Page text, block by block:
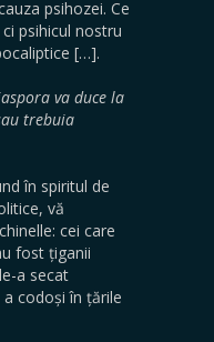
psihozei. Ce
psihicul nostru
[…].
va duce la
trebuia
în spiritul de
vă
cei care
fost țiganii
a secat
codoși în țările